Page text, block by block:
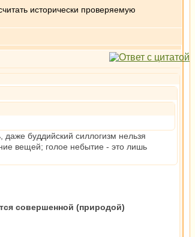
исторически проверяемую
даже буддийский силлогизм нельзя
вещей; голое небытие - это лишь
совершенной (природой)